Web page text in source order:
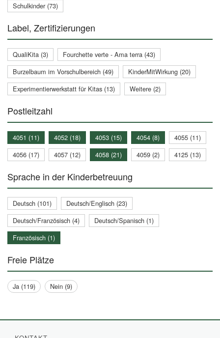
Schulkinder (73)
Label, Zertifizierungen
QualiKita (3)
Fourchette verte - Ama terra (43)
Burzelbaum im Vorschulbereich (49)
KinderMitWirkung (20)
Experimentierwerkstatt für Kitas (13)
Weitere (2)
Postleitzahl
4051 (11) 4052 (18) 4053 (15) 4054 (8)
4055 (11)
4056 (17)
4057 (12) 4058 (21) 4059 (2) 4125 (13)
Sprache in der Kinderbetreuung
Deutsch (101)
Deutsch/Englisch (23)
Deutsch/Französisch (4)
Deutsch/Spanisch (1)
Französisch (1)
Freie Plätze
Ja (119) Nein (9)